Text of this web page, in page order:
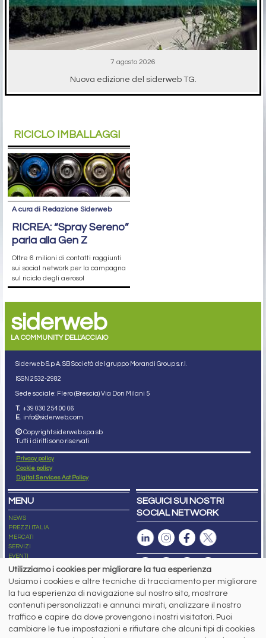
7 agosto 2026
Nuova edizione del siderweb TG.
RICICLO IMBALLAGGI
A cura di Redazione Siderweb
RICREA: “Spray Sereno”
parla alla Gen Z
Oltre 6 milioni di contatti raggiunti
sui social network per la campagna
sul riciclo degli aerosol
siderweb
LA COMMUNITY DELL'ACCIAIO
Siderweb S.p.A. SB Società del gruppo Morandi Group s.r.l.
ISSN 2532-2982
Sede sociale: Flero (Brescia) Via Don Milani 5
T. +39 030 254 00 06
E. info@siderweb.com
Copyright siderweb spa sb
Tutti i diritti sono riservati
Privacy policy
Cookie policy
Digital Services Act Policy
MENU
NEWS
PREZZI ITALIA
MERCATI
SERVIZI
EVENTI
ABBONAMENTI
NEWSLETTER
SEGUICI SUI NOSTRI
SOCIAL NETWORK
Capitale Sociale: 190.000€ interamente versato
Registro delle Imprese di Brescia
Codice Fiscale e Partita I.V.A.:IT03562320170
R.E.A. n. 419331
Utilizziamo i cookies per migliorare la tua esperienza
Usiamo i cookies e altre tecniche di tracciamento per migliorare
la tua esperienza di navigazione sul nostro sito, mostrare
contenuti personalizzati e annunci mirati, analizzare il nostro
traffico e capire da dove provengono i nostri visitatori. Puoi
cambiare le tue impostazioni e rifiutare che alcuni tipi di cookies